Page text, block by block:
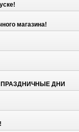
магазина!
ДНИ